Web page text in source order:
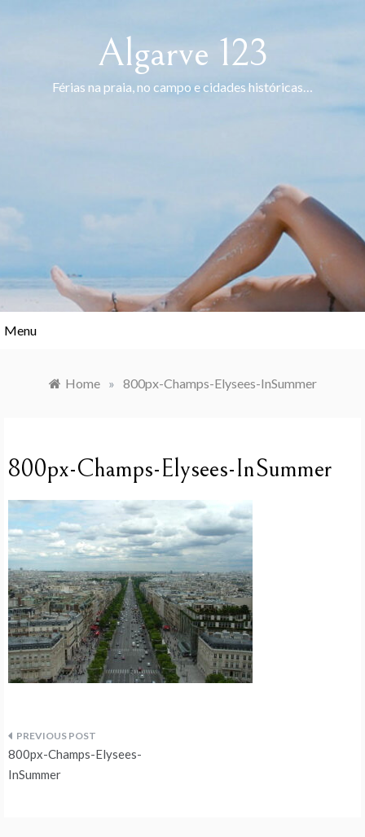
Algarve 123
Férias na praia, no campo e cidades históricas…
Menu
Home » 800px-Champs-Elysees-InSummer
800px-Champs-Elysees-InSummer
Navegação
de
800px-Champs-Elysees-
InSummer